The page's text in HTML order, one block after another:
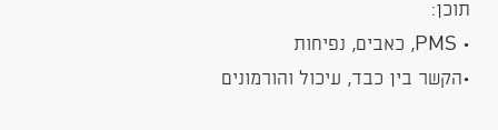
תוכן:
• PMS, כאבים, נפיחות
•הקשר בין כבד, עיכול והורמונים